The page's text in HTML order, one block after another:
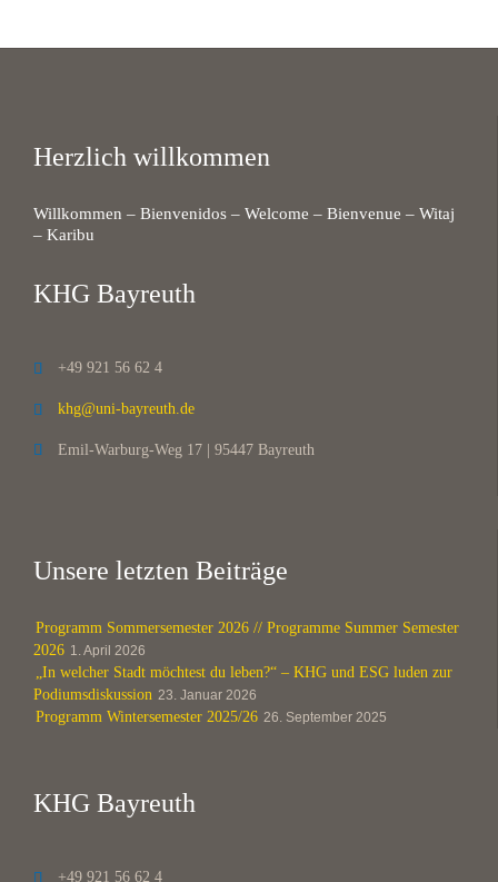
Herzlich willkommen
Willkommen – Bienvenidos – Welcome – Bienvenue – Witaj
– Karibu
KHG Bayreuth
 +49 921 56 62 4
 khg@uni-bayreuth.de
 Emil-Warburg-Weg 17 | 95447 Bayreuth
Unsere letzten Beiträge
Programm Sommersemester 2026 // Programme Summer Semester
2026 1. April 2026
„In welcher Stadt möchtest du leben?“ – KHG und ESG luden zur
Podiumsdiskussion 23. Januar 2026
Programm Wintersemester 2025/26 26. September 2025
KHG Bayreuth
 +49 921 56 62 4